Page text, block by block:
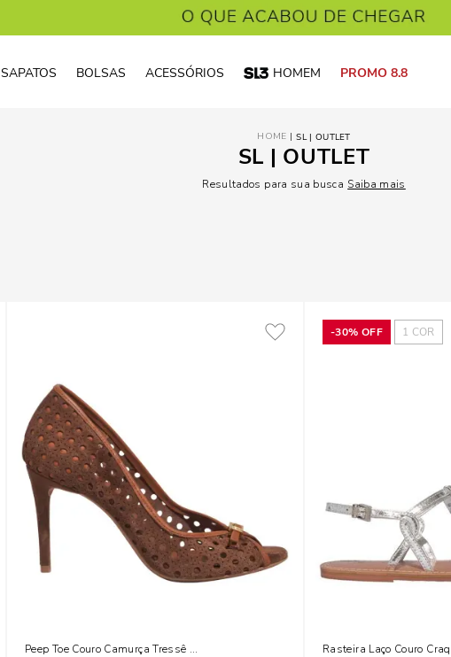
SAPATOS BOLSAS ACESSÓRIOS HOMEM PROMO 8.8
SL | OUTLET
SL | OUTLET
Resultados para sua busca Saiba mais
Peep Toe Couro Camurça Tressê Marrom Safari Salto Alto Fino
-30% OFF 1 COR
Rasteira Laço Couro